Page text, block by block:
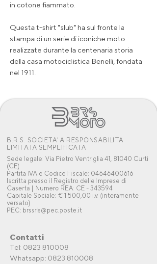
in cotone fiammato.
Questa t-shirt "slub" ha sul fronte la
stampa di un serie di iconiche moto
realizzate durante la centenaria storia
della casa motociclistica Benelli, fondata
nel 1911.
B.R.S. SOCIETA' A RESPONSABILITA
LIMITATA SEMPLIFICATA
Sede legale: Via Pietro Ventriglia 41, 81040 Curti
(CE)
Partita IVA e Codice Fiscale: 04646400616
Iscritta presso il Registro delle Imprese di
Caserta | Numero REA: CE - 343594
Capitale Sociale: € 1.500,00 i.v. (interamente
versato)
PEC: brssrls@pec.poste.it
Contatti
Tel: 0823 810008
Whatsapp: 0823 810008